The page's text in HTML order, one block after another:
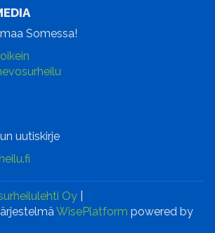
Somessa!
uutiskirje
Oy
WisePlatform powered by